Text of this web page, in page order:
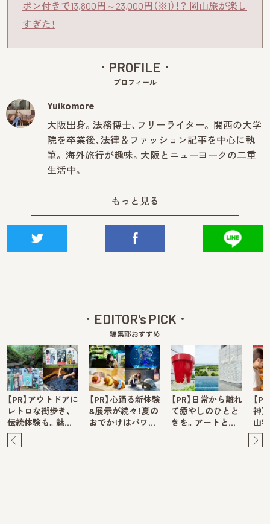
ポン付きで13,800円～23,000円（※1）！？ 岡山旅が楽し
すぎた！
PROFILE
プロフィール
Yuikomore
大阪出身。法務博士、フリーライター。 関西の大学
院を卒業後、法律＆ファッション記事を中心に執
筆。 海外旅行が趣味。大阪とニューヨークの二重
生活中。
もっと見る
EDITOR's PICK
編集部おすすめ
【PR】アウトドアに
レトロな街歩き、
伝統体験も。魅…
【PR】心踊る新体験
&展示が続々！夏の
おでかけはパワ…
【PR】日常から離れ
て癒やしのひとと
きを。アートと…
【
神
山